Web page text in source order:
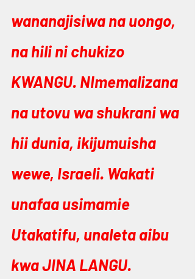
wananajisiwa na uongo,
na hili ni chukizo
KWANGU. NImemalizana
na utovu wa shukrani wa
hii dunia, ikijumuisha
wewe, Israeli. Wakati
unafaa usimamie
Utakatifu, unaleta aibu
kwa JINA LANGU.